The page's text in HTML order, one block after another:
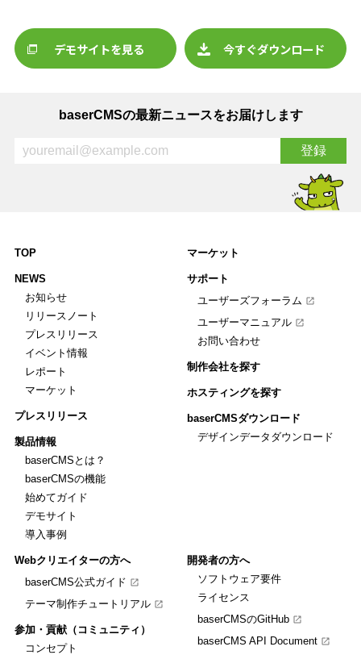
デモサイトを見る 今すぐダウンロード
baserCMSの最新ニュースをお届けします
TOP
NEWS
お知らせ
リリースノート
プレスリリース
イベント情報
レポート
マーケット
プレスリリース
製品情報
baserCMSとは？
baserCMSの機能
始めてガイド
デモサイト
導入事例
マーケット
サポート
ユーザーズフォーラム
ユーザーマニュアル
お問い合わせ
制作会社を探す
ホスティングを探す
baserCMSダウンロード
デザインデータダウンロード
Webクリエイターの方へ
baserCMS公式ガイド
テーマ制作チュートリアル
参加・貢献（コミュニティ）
コンセプト
開発者の方へ
ソフトウェア要件
ライセンス
baserCMSのGitHub
baserCMS API Document